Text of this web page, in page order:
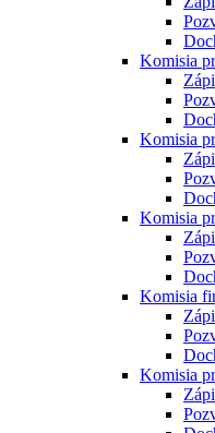
Komisia
Komisia
Komisia
Komisia
Komisia